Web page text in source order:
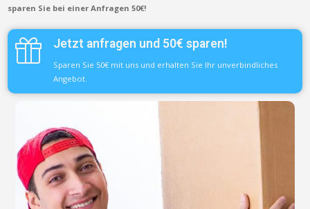
sparen Sie bei einer Anfragen 50€!
Jetzt anfragen und 50€ sparen!
Sparen Sie 50€ mit uns und erhalten Sie Ihr unverbindliches
Angebot.